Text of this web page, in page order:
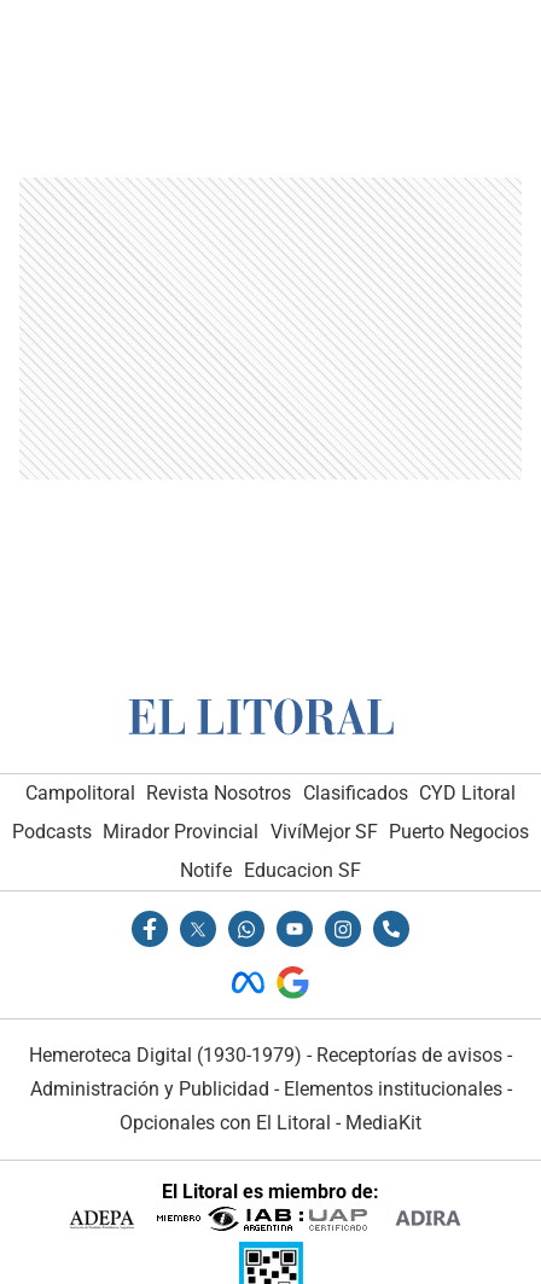
Campolitoral Revista Nosotros Clasificados CYD Litoral
Podcasts Mirador Provincial VivíMejor SF Puerto Negocios
Notife Educacion SF
Hemeroteca Digital (1930-1979) - Receptorías de avisos -
Administración y Publicidad - Elementos institucionales-
Opcionales con El Litoral - MediaKit
El Litoral es miembro de: